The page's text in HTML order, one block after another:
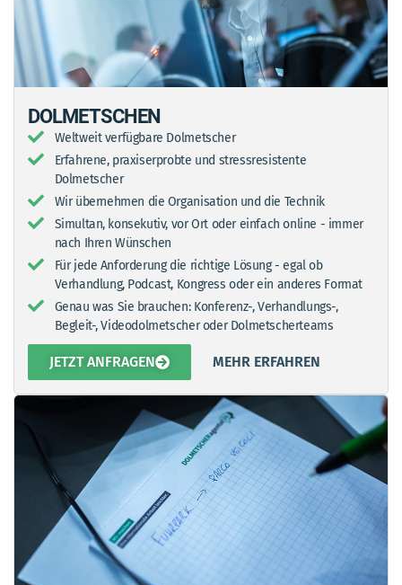
DOLMETSCHEN
Weltweit verfügbare Dolmetscher
Erfahrene, praxiserprobte und stressresistente
Dolmetscher
Wir übernehmen die Organisation und die Technik
Simultan, konsekutiv, vor Ort oder einfach online - immer
nach Ihren Wünschen
Für jede Anforderung die richtige Lösung - egal ob
Verhandlung, Podcast, Kongress oder ein anderes Format
Genau was Sie brauchen: Konferenz-, Verhandlungs-,
Begleit-, Videodolmetscher oder Dolmetscherteams
JETZT ANFRAGEN MEHR ERFAHREN